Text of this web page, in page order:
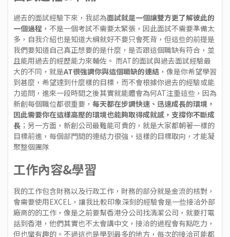
過去的面試經驗下來，我認為面試就是一個讓雙方更了解彼此的
一個過程 ，不是一個考試不需要太緊張，因此面試不需要準備太
多，自我介紹也是知道大綱就好不要只會死背，但這些的前提是
我們要知道自己真正想要的是什麼，是否跟這個職缺有符合，並
且能用過去的經歷能力來輔佐。 而AT的面試與過去面試經驗最
大的不同，就是AT很強調你與這個職缺的連結 ，像是你希望學習
到甚麼，希望達到什麼樣的目標，而不會根據你過去的經驗或能
力追問，進來一段時間之後其實就能體會為何AT注重這些，因為
新創每個職位都很重要， 每天都在步調快速、迅速成長的環境，
因此需要你在這樣高壓的環境也能夠取得成就感，支撐你不斷成
長 ；另一方面，新創公司最難能可貴的，就是大家都朝著一樣的
目標前進，每個部門間的連結力很強，這樣的目標取向，才能凝
聚整個團隊
工作內容&學習
我的工作包含財務以及行政工作，財務的部分就是金流的核對，
會需要使用EXCEL，讓我比較印象深刻的經驗會是一些接洽外部
廠商的的工作，像是之前要幫香港分公司找清潔公司，就要打電
話到香港，他們其實也不太會講中文，接洽的過程會有點吃力，
但也蠻有趣的。不過這也是學到最多的地方，每次的接洽可能都